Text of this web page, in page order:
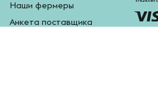
Наши фермеры
Анкета поставщика